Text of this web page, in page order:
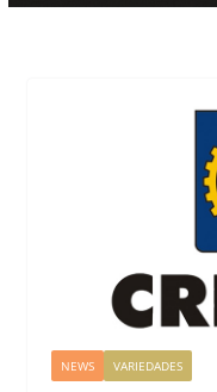
NEWS VARIEDADES